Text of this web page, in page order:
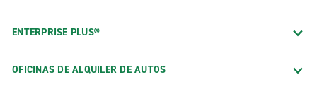
ENTERPRISE PLUS®
OFICINAS DE ALQUILER DE AUTOS